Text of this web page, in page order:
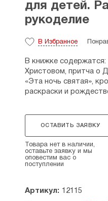
для детей.
рукоделие
В Избранное
В книжке
Христовом, притча о
«Эта ночь святая»,
раскраски и
ОСТАВИТЬ ЗАЯВКУ
Товара нет в наличии,
оставьте заявку и мы
оповестим вас о
поступлении
Артикул: 12115